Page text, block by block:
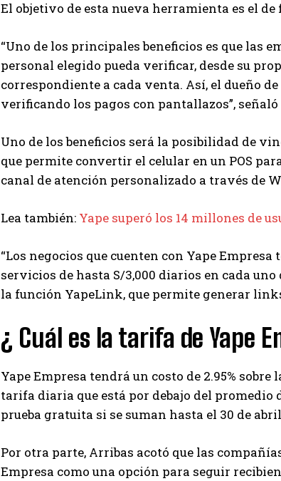
El objetivo de esta nueva herramienta es el
“Uno de los principales beneficios es que las
personal elegido pueda verificar, desde su
correspondiente a cada venta. Así, el dueño
verificando los pagos con pantallazos”,
Uno de los beneficios será la posibilidad de
que permite convertir el celular en un POS
canal de atención personalizado a través de
Lea también: Yape superó los 14 millones de
“Los negocios que cuenten con Yape
servicios de hasta S/3,000 diarios en cada
la función YapeLink, que permite generar
¿ Cuál es la tarifa de Yape
Yape Empresa tendrá un costo de 2.95%
tarifa diaria que está por debajo del promedio
prueba gratuita si se suman hasta el 30 de
Por otra parte, Arribas acotó que las
Empresa como una opción para seguir